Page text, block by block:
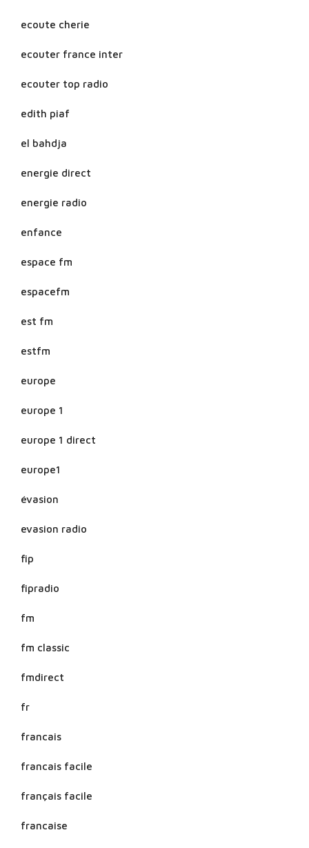
ecoute cherie
ecouter france inter
ecouter top radio
edith piaf
el bahdja
energie direct
energie radio
enfance
espace fm
espacefm
est fm
estfm
europe
europe 1
europe 1 direct
europe1
évasion
evasion radio
fip
fipradio
fm
fm classic
fmdirect
fr
francais
francais facile
français facile
francaise